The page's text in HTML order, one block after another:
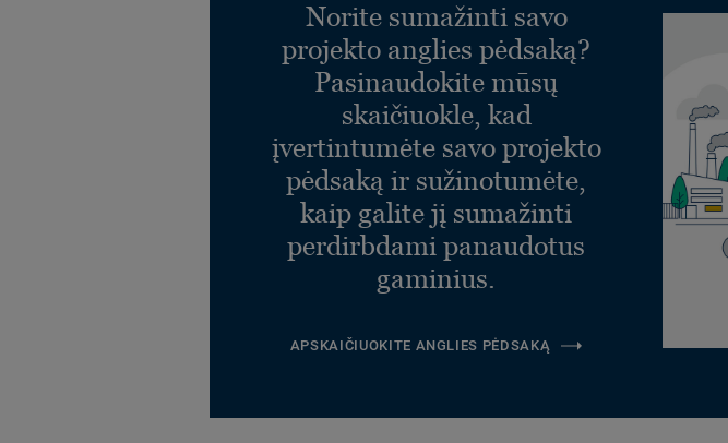
Norite sumažinti savo
projekto anglies pėdsaką?
Pasinaudokite mūsų
skaičiuokle, kad
įvertintumėte savo projekto
pėdsaką ir sužinotumėte,
kaip galite jį sumažinti
perdirbdami panaudotus
gaminius.
APSKAIČIUOKITE ANGLIES PĖDSAKĄ